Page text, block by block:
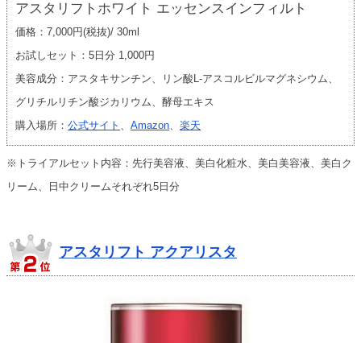
アスタリフトホワイト エッセンスインフィルト
価格：7,000円(税抜)/ 30ml
お試しセット：5日分 1,000円
美容成分：アスタキサンチン、リン酸L-アスコルビルマグネシウム、
グリチルリチン酸ジカリウム、酵母エキス
購入場所： 公式サイト 、 Amazon、 楽天
※トライアルセット内容：先行美容液、美白化粧水、美白美容液、美白ク
リーム、日中クリームそれぞれ5日分
アスタリフト アクアリスタ